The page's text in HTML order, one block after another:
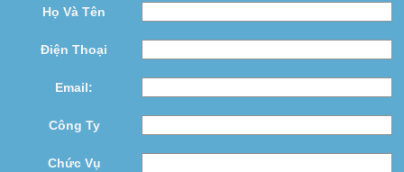
Họ Và Tên
Điện Thoại
Email:
Công Ty
Chức Vụ